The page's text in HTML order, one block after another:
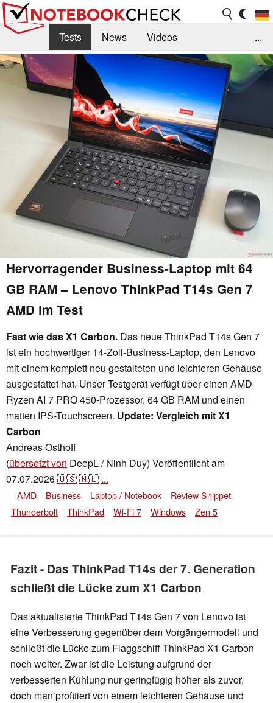
Tests News
Videos
Benchmarks & Tech
Externe Tests
Kaufberatung
Deals Suche
Jobs
...
Hervorragender Business-Laptop mit 64
GB RAM – Lenovo ThinkPad T14s Gen 7
AMD im Test
Fast wie das X1 Carbon. Das neue ThinkPad T14s Gen 7
ist ein hochwertiger 14-Zoll-Business-Laptop, den Lenovo
mit einem komplett neu gestalteten und leichteren Gehäuse
ausgestattet hat. Unser Testgerät verfügt über einen AMD
Ryzen AI 7 PRO 450-Prozessor, 64 GB RAM und einen
matten IPS-Touchscreen. Update: Vergleich mit X1
Carbon
Andreas Osthoff
(übersetzt von DeepL / Ninh Duy) Veröffentlicht am
07.07.2026🇺🇸🇳🇱 ...
AMD Business Laptop / Notebook
Review Snippet
Thunderbolt
ThinkPad Wi-Fi 7 Windows Zen 5
Fazit - Das ThinkPad T14s der 7. Generation
schließt die Lücke zum X1 Carbon
Das aktualisierte ThinkPad T14s Gen 7 von Lenovo ist
eine Verbesserung gegenüber dem Vorgängermodell und
schließt die Lücke zum Flaggschiff ThinkPad X1 Carbon
noch weiter. Zwar ist die Leistung aufgrund der
verbesserten Kühlung nur geringfügig höher als zuvor,
doch man profitiert von einem leichteren Gehäuse und